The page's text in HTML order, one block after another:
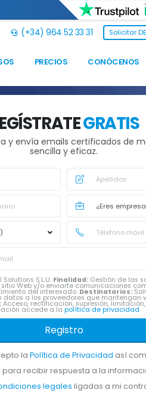
(+34) 964 52 33 31 Solicitar
PRECIOS CONÓCENOS
GRATIS
y envía emails certificados de
sencilla y eficaz.
Solutions S.L.U. Finalidad: Gestión de las
Web y/o enviarte comunicaciones
del interesado. Destinatarios:
datos a los proveedores que mantengan
Acceso, rectificación, supresión,
accede a lapolítica de privacidad.
Registro
laPolítica de Privacidad así
para recibir respuesta a la
legalesligadas a mi